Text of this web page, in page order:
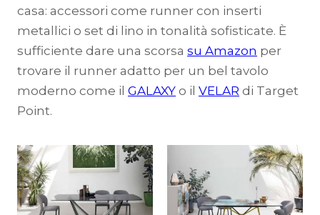
casa: accessori come runner con inserti
metallici o set di lino in tonalità sofisticate. È
sufficiente dare una scorsa su Amazon per
trovare il runner adatto per un bel tavolo
moderno come il GALAXY o il VELAR di Target
Point.